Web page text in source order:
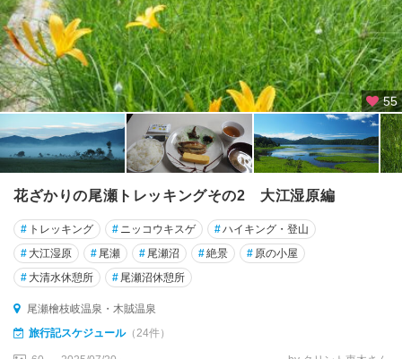
55
花ざかりの尾瀬トレッキングその2 大江湿原編
# トレッキング # ニッコウキスゲ #ハイキング・登山
# 大江湿原 # 尾瀬 # 尾瀬沼 #絶景 # 原の小屋
# 大清水休憩所 # 尾瀬沼休憩所
尾瀬檜枝岐温泉・木賊温泉
旅行記スケジュール（24件）